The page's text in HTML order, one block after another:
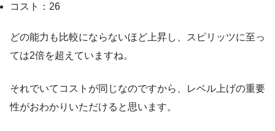
コスト：26
どの能力も比較にならないほど上昇し、スピリッツに至っ
ては2倍を超えていますね。
それでいてコストが同じなのですから、レベル上げの重要
性がおわかりいただけると思います。